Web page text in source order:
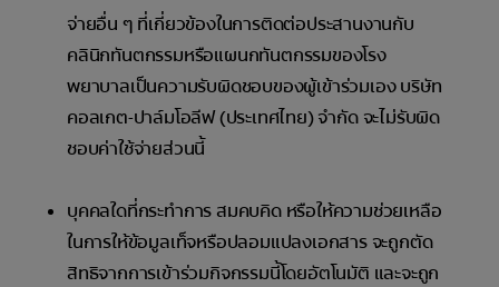
จ่ายอื่น ๆ ที่เกี่ยวข้องในการติดต่อประสานงานกับ
คลินิกทันตกรรมหรือแผนกทันตกรรมของโรง
พยาบาลเป็นความรับผิดชอบของผู้เข้าร่วมเอง บริษัท
คอลเกต-ปาล์มโอลีฟ (ประเทศไทย) จำกัด จะไม่รับผิด
ชอบค่าใช้จ่ายส่วนนี้
บุคคลใดที่กระทำการ สมคบคิด หรือให้ความช่วยเหลือ
ในการให้ข้อมูลเท็จหรือปลอมแปลงเอกสาร จะถูกตัด
สิทธิจากการเข้าร่วมกิจกรรมนี้โดยอัตโนมัติ และจะถูก